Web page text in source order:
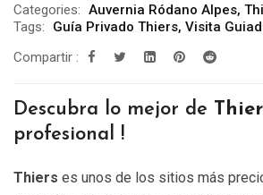
desde
299.00€
hasta
Categories: Auvernia Ródano Alpes,
Tags:
Guía Privado Thiers, Visita
Compartir :
Descubra lo mejor de
profesional !
Thiers es unos de los sitios más